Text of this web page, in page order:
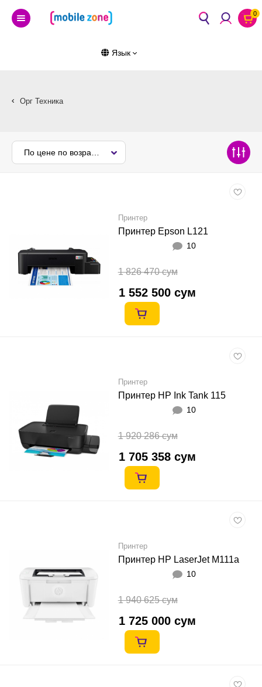
0
Язык
Орг Техника
Принтер
Принтер Epson L121
10
1 826 470 сум
1 552 500 сум
Принтер
Принтер HP Ink Tank 115
10
1 920 286 сум
1 705 358 сум
Принтер
Принтер HP LaserJet M111a
10
1 940 625 сум
1 725 000 сум